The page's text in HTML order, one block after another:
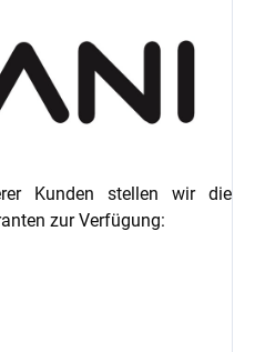
Kunden stellen wir die
zur Verfügung: